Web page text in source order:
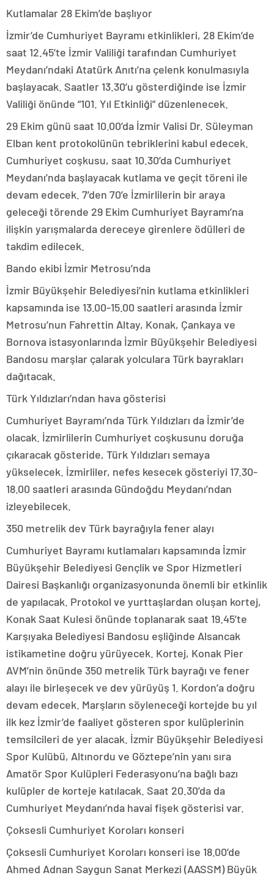
Kutlamalar 28 Ekim’de başlıyor
İzmir’de Cumhuriyet Bayramı etkinlikleri, 28 Ekim’de
saat 12.45’te İzmir Valiliği tarafından Cumhuriyet
Meydanı’ndaki Atatürk Anıtı’na çelenk konulmasıyla
başlayacak. Saatler 13.30’u gösterdiğinde ise İzmir
Valiliği önünde “101. Yıl Etkinliği” düzenlenecek.
29 Ekim günü saat 10.00’da İzmir Valisi Dr. Süleyman
Elban kent protokolünün tebriklerini kabul edecek.
Cumhuriyet coşkusu, saat 10.30’da Cumhuriyet
Meydanı’nda başlayacak kutlama ve geçit töreni ile
devam edecek. 7’den 70’e İzmirlilerin bir araya
geleceği törende 29 Ekim Cumhuriyet Bayramı’na
ilişkin yarışmalarda dereceye girenlere ödülleri de
takdim edilecek.
Bando ekibi İzmir Metrosu’nda
İzmir Büyükşehir Belediyesi’nin kutlama etkinlikleri
kapsamında ise 13.00-15.00 saatleri arasında İzmir
Metrosu’nun Fahrettin Altay, Konak, Çankaya ve
Bornova istasyonlarında İzmir Büyükşehir Belediyesi
Bandosu marşlar çalarak yolculara Türk bayrakları
dağıtacak.
Türk Yıldızları’ndan hava gösterisi
Cumhuriyet Bayramı’nda Türk Yıldızları da İzmir’de
olacak. İzmirlilerin Cumhuriyet coşkusunu doruğa
çıkaracak gösteride, Türk Yıldızları semaya
yükselecek. İzmirliler, nefes kesecek gösteriyi 17.30-
18.00 saatleri arasında Gündoğdu Meydanı’ndan
izleyebilecek.
350 metrelik dev Türk bayrağıyla fener alayı
Cumhuriyet Bayramı kutlamaları kapsamında İzmir
Büyükşehir Belediyesi Gençlik ve Spor Hizmetleri
Dairesi Başkanlığı organizasyonunda önemli bir etkinlik
de yapılacak. Protokol ve yurttaşlardan oluşan kortej,
Konak Saat Kulesi önünde toplanarak saat 19.45’te
Karşıyaka Belediyesi Bandosu eşliğinde Alsancak
istikametine doğru yürüyecek. Kortej, Konak Pier
AVM’nin önünde 350 metrelik Türk bayrağı ve fener
alayı ile birleşecek ve dev yürüyüş 1. Kordon’a doğru
devam edecek. Marşların söyleneceği kortejde bu yıl
ilk kez İzmir’de faaliyet gösteren spor kulüplerinin
temsilcileri de yer alacak. İzmir Büyükşehir Belediyesi
Spor Kulübü, Altınordu ve Göztepe’nin yanı sıra
Amatör Spor Kulüpleri Federasyonu’na bağlı bazı
kulüpler de korteje katılacak. Saat 20.30’da da
Cumhuriyet Meydanı’nda havai fişek gösterisi var.
Çoksesli Cumhuriyet Koroları konseri
Çoksesli Cumhuriyet Koroları konseri ise 18.00’de
Ahmed Adnan Saygun Sanat Merkezi (AASSM) Büyük